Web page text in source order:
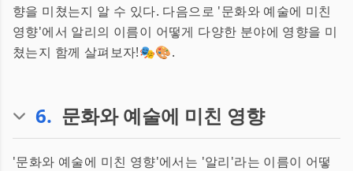
향을 미쳤는지 알 수 있다. 다음으로 '문화와 예술에 미친
영향'에서 알리의 이름이 어떻게 다양한 분야에 영향을 미
쳤는지 함께 살펴보자!🎭🎨.
6. 문화와 예술에 미친 영향
'문화와 예술에 미친 영향'에서는 '알리'라는 이름이 어떻